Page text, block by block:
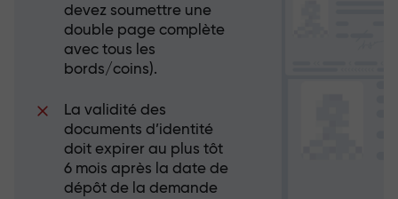
devez soumettre une
double page complète
avec tous les
bords/coins).
La validité des
documents d’identité
doit expirer au plus tôt
6 mois après la date de
dépôt de la demande